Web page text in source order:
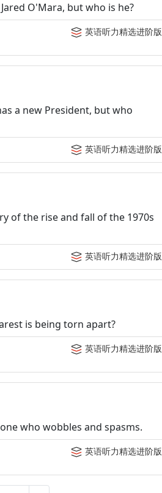
O'Mara, but who is he?
英语听力精选进阶版
a new President, but who
英语听力精选进阶版
of the rise and fall of the 1970s
英语听力精选进阶版
is being torn apart?
英语听力精选进阶版
who wobbles and spasms.
英语听力精选进阶版